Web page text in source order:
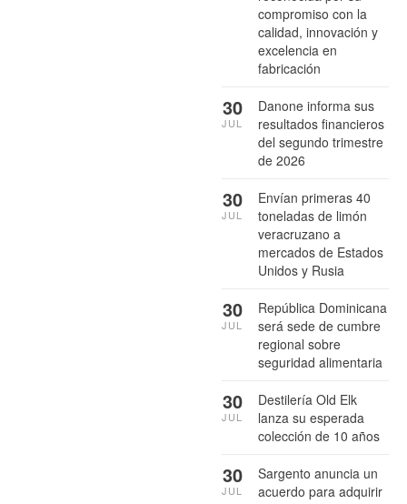
compromiso con la
calidad, innovación y
excelencia en
fabricación
Danone informa sus
resultados financieros
del segundo trimestre
de 2026
30
JUL
Envían primeras 40
toneladas de limón
veracruzano a
mercados de Estados
Unidos y Rusia
30
JUL
República Dominicana
será sede de cumbre
regional sobre
seguridad alimentaria
30
JUL
Destilería Old Elk
lanza su esperada
colección de 10 años
30
JUL
Sargento anuncia un
acuerdo para adquirir
30
JUL